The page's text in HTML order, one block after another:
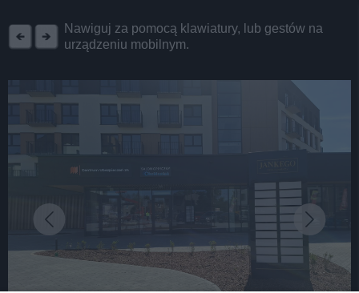
Nawiguj za pomocą klawiatury, lub gestów na
urządzeniu mobilnym.